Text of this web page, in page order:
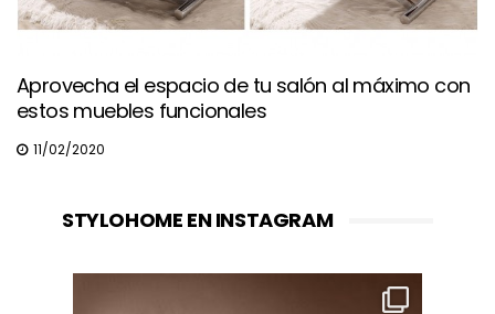
Aprovecha el espacio de tu salón al máximo con
estos muebles funcionales
11/02/2020
STYLOHOME EN INSTAGRAM